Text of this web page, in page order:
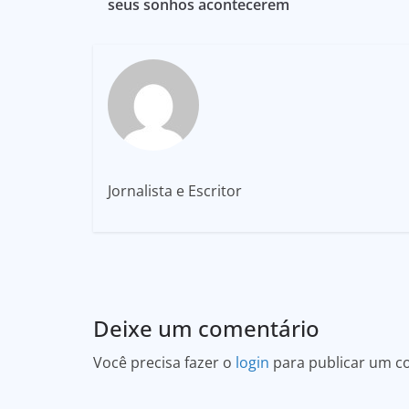
seus sonhos acontecerem
Jornalista e Escritor
Deixe um comentário
Você precisa fazer o login para publicar um